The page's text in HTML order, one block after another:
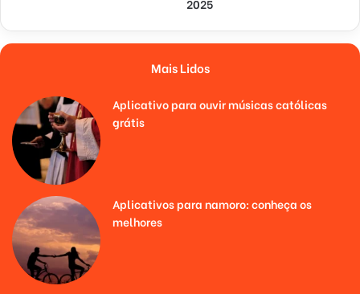
2025
Mais Lidos
Aplicativo para ouvir músicas católicas
grátis
Aplicativos para namoro: conheça os
melhores